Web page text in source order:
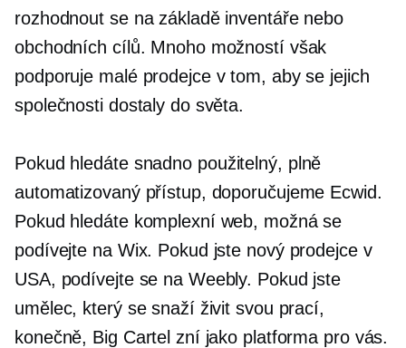
rozhodnout se na základě inventáře nebo
obchodních cílů. Mnoho možností však
podporuje malé prodejce v tom, aby se jejich
společnosti dostaly do světa.
Pokud hledáte snadno použitelný, plně
automatizovaný přístup, doporučujeme Ecwid.
Pokud hledáte komplexní web, možná se
podívejte na Wix. Pokud jste nový prodejce v
USA, podívejte se na Weebly. Pokud jste
umělec, který se snaží živit svou prací,
konečně, Big Cartel zní jako platforma pro vás.